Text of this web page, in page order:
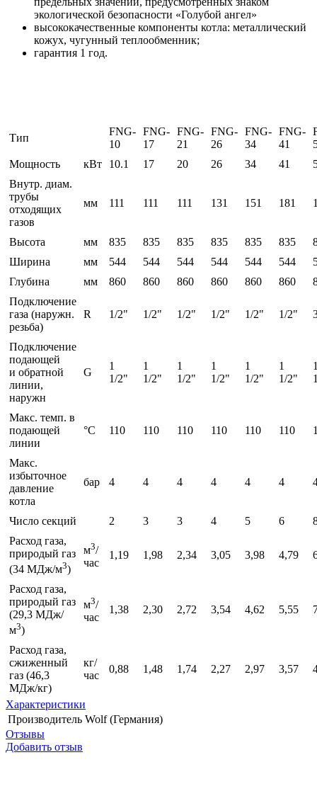
экологической безопасности «Голубой ангел»
высококачественные компоненты котла: металлический
кожух, чугунный теплообменник;
гарантия 1 год.
Тип
FNG-
10
FNG-
17
FNG-
21
FNG-
26
FNG-
34
FNG-
41
Мощность
кВт 10.1 17 20 26 34 41
Внутр. диам.
трубы
отходящих
газов
мм 111 111 111 131 151 181
Высота мм 835 835 835 835 835 835
Ширина
мм 544 544 544 544 544 544
Глубина
мм 860 860 860 860 860 860
Подключение
газа (наружн.
резьба)
R 1/2" 1/2" 1/2" 1/2" 1/2" 1/2"
Подключение
подающей
и обратной
линии,
наружн
G
1
1/2"
1
1/2"
1
1/2"
1
1/2"
1
1/2"
1
1/2"
Макс. темп. в
подающей
линии
°C 110 110 110 110 110 110
Макс.
избыточное
давление
котла
бар 4 4 4 4 4 4
Число секций 2 3 3 4 5 6
Расход газа,
природый газ
(34 МДж/м3)
м3/
час
1,19 1,98 2,34 3,05 3,98 4,79
Расход газа,
природый газ
(29,3 МДж/
м3)
м3/
час
1,38 2,30 2,72 3,54 4,62 5,55
Расход газа,
сжиженный
газ (46,3
МДж/кг)
кг/
час
0,88 1,48 1,74 2,27 2,97 3,57
Характеристики
Производитель Wolf (Германия)
Отзывы
Добавить отзыв